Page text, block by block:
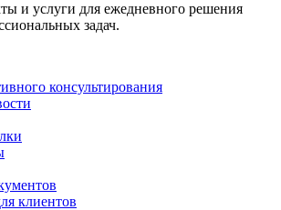
и услуги для ежедневного решения
задач.
консультирования
клиентов